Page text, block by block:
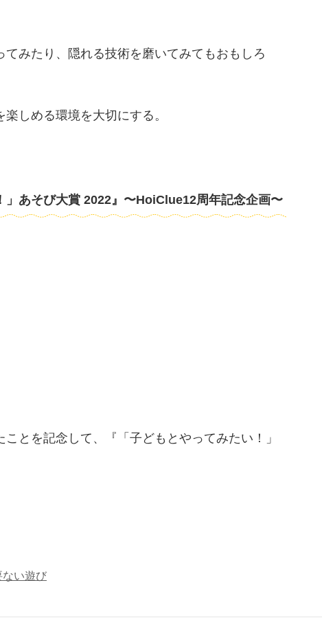
てみたり、隠れる技術を磨いてみてもおもしろ
楽しめる環境を大切にする。
あそび大賞 2022』〜HoiClue12周年記念企画〜
とを記念して、『「子どもとやってみたい！」
ない遊び